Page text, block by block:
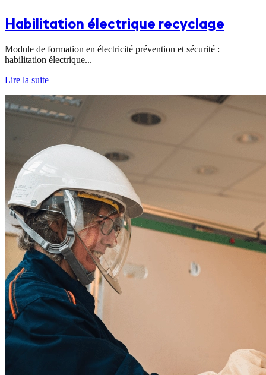
Habilitation électrique recyclage
Module de formation en électricité prévention et sécurité :
habilitation électrique...
Lire la suite